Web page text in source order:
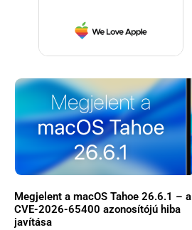
Megjelent a macOS Tahoe 26.6.1 – a
CVE-2026-65400 azonosítójú hiba
javítása